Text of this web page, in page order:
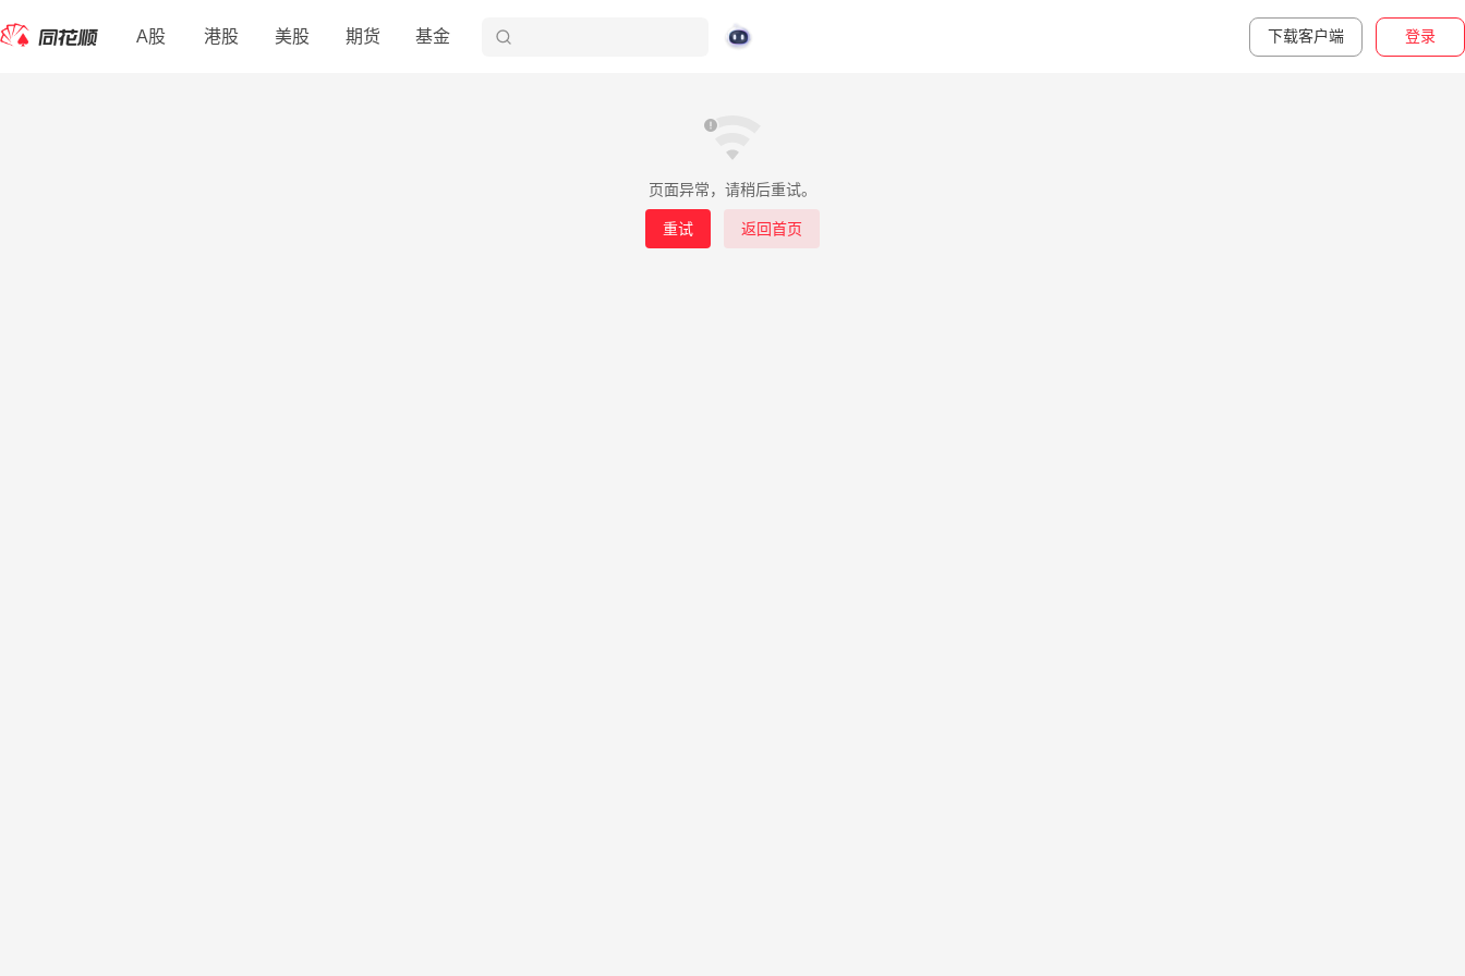
A股 港股 美股 期货 基金 下载客户端 登录
页面异常，请稍后重试。
重试 返回首页